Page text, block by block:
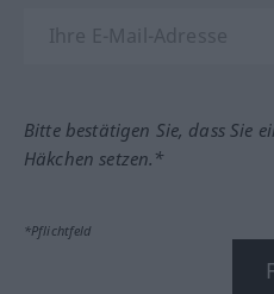
Bitte bestätigen Sie, dass Sie
Häkchen setzen.*
*Pflichtfeld